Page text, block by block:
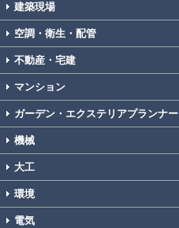
建築現場
空調・衛生・配管
不動産・宅建
マンション
ガーデン・エクステリアプランナー
機械
大工
環境
電気